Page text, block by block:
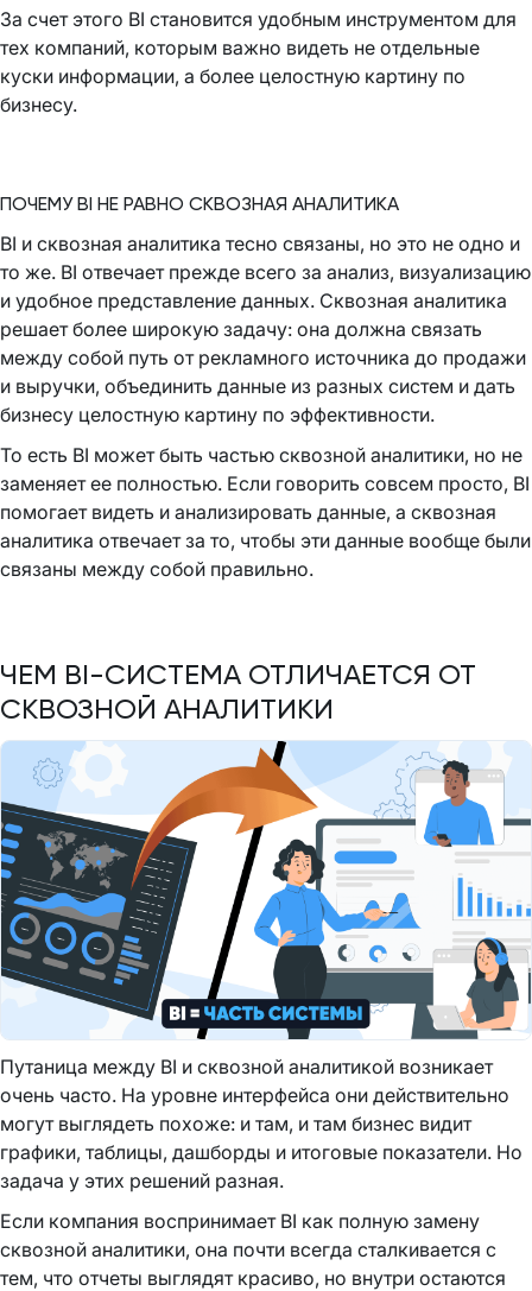
За счет этого BI становится удобным инструментом для
тех компаний, которым важно видеть не отдельные
куски информации, а более целостную картину по
бизнесу.
ПОЧЕМУ BI НЕ РАВНО СКВОЗНАЯ АНАЛИТИКА
BI и сквозная аналитика тесно связаны, но это не одно и
то же. BI отвечает прежде всего за анализ, визуализацию
и удобное представление данных. Сквозная аналитика
решает более широкую задачу: она должна связать
между собой путь от рекламного источника до продажи
и выручки, объединить данные из разных систем и дать
бизнесу целостную картину по эффективности.
То есть BI может быть частью сквозной аналитики, но не
заменяет ее полностью. Если говорить совсем просто, BI
помогает видеть и анализировать данные, а сквозная
аналитика отвечает за то, чтобы эти данные вообще были
связаны между собой правильно.
ЧЕМ BI-СИСТЕМА ОТЛИЧАЕТСЯ ОТ
СКВОЗНОЙ АНАЛИТИКИ
Путаница между BI и сквозной аналитикой возникает
очень часто. На уровне интерфейса они действительно
могут выглядеть похоже: и там, и там бизнес видит
графики, таблицы, дашборды и итоговые показатели. Но
задача у этих решений разная.
Если компания воспринимает BI как полную замену
сквозной аналитики, она почти всегда сталкивается с
тем, что отчеты выглядят красиво, но внутри остаются